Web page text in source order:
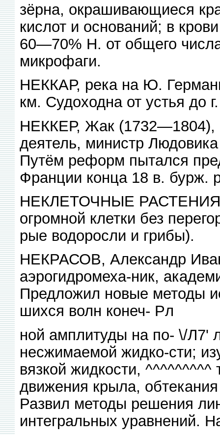
зёрна, окрашивающиеся
кислот и оснований; в
60—70% Н. от общего
микрофаги.
НЕККАР, река на Ю.
км. Судоходна от устья до
НЕККЕР, Жак (1732—1804),
деятель, министр
Путём реформ пытался
Франции конца 18 в. бурж.
НЕКЛЕТОЧНЫЕ РАСТЕНИЯ,
огромной клетки без
рые водоросли и грибы).
НЕКРАСОВ, Александр
аэрогидромеха-ник,
Предложил новые методы
шихся волн конеч- Рл
ной амплитуды на по- \/Л7'
несжимаемой жидко-сти;
вязкой жидкости, ^^^^^^^^^
движения крыла,
Развил методы решения
интегральных уравнений.